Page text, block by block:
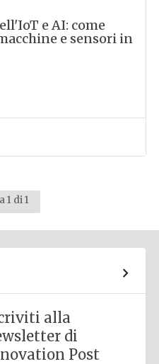
e AI: come
e sensori in
1 di 1
alla
di
Post